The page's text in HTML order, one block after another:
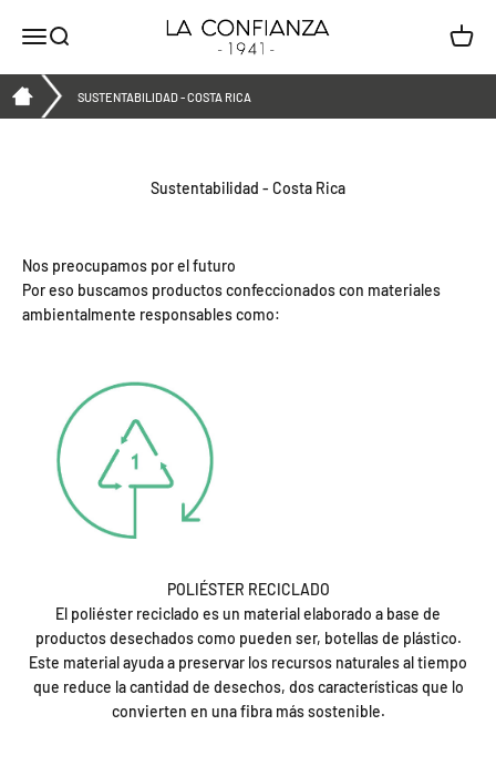
MenúBuscar
La Confianza
Carrito
SUSTENTABILIDAD - COSTA RICA
Sustentabilidad - Costa Rica
Nos preocupamos por el futuro
Por eso buscamos productos confeccionados con materiales
ambientalmente responsables como:
POLIÉSTER RECICLADO
El poliéster reciclado es un material elaborado a base de
productos desechados como pueden ser, botellas de plástico.
Este material ayuda a preservar los recursos naturales al tiempo
que reduce la cantidad de desechos, dos características que lo
convierten en una fibra más sostenible.